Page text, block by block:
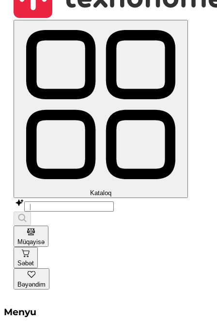
Kataloq
Müqayisə
Səbət
Bəyəndim
Menyu